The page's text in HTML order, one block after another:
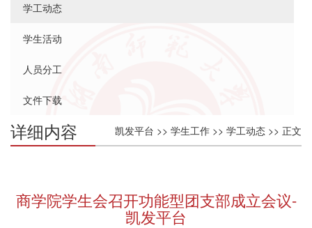
学工动态
学生活动
人员分工
文件下载
凯发平台 >> 学生工作 >> 学工动态 >> 正文
详细内容
商学院学生会召开功能型团支部成立会议-
凯发平台